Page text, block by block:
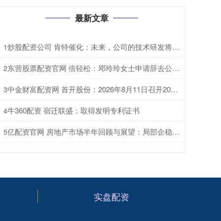
最新文章
1 炒股配资公司 肯特催化：未来，公司的技术研发将重点聚焦于现有生产工艺的优化迭代、全新产品开发以及前沿技术市场转化落地
2 东营股票配资官网 倍轻松：邓玲玲女士申请辞去公司董事会秘书职务
3 中金财富配资网 首开股份：2026年8月11日召开2026年第三次临时股东会
4牛360配资 宿迁联盛：取得发明专利证书
5 亿配资官网 房地产市场半年回顾与展望：局部企稳，结构分化
实盘配资